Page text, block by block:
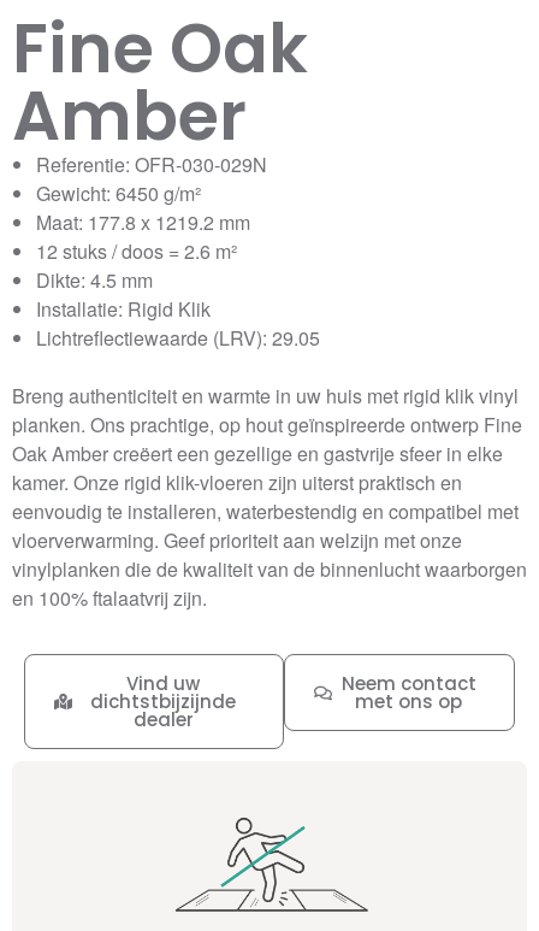
Fine Oak
Amber
Referentie: OFR-030-029N
Gewicht: 6450 g/m²
Maat: 177.8 x 1219.2 mm
12 stuks / doos = 2.6 m²
Dikte: 4.5 mm
Installatie: Rigid Klik
Lichtreflectiewaarde (LRV): 29.05
Breng authenticiteit en warmte in uw huis met rigid klik vinyl
planken. Ons prachtige, op hout geïnspireerde ontwerp Fine
Oak Amber creëert een gezellige en gastvrije sfeer in elke
kamer. Onze rigid klik-vloeren zijn uiterst praktisch en
eenvoudig te installeren, waterbestendig en compatibel met
vloerverwarming. Geef prioriteit aan welzijn met onze
vinylplanken die de kwaliteit van de binnenlucht waarborgen
en 100% ftalaatvrij zijn.
Neem contact
met ons op
Vind uw
dichtstbijzijnde
dealer